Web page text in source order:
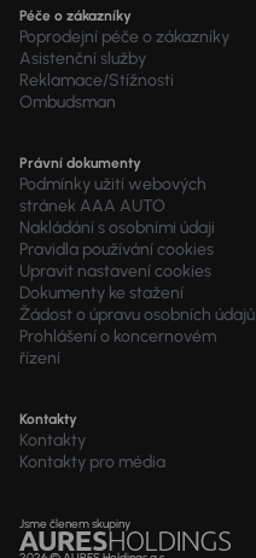
Péče o zákazníky
Poprodejní péče o zákazníky
Asistenční služby
Reklamace/Stížnosti
Ombudsman
Právní dokumenty
Podmínky užití webových
stránek AAA AUTO
Nakládání s osobními údaji
Pravidla používání cookies
Upravit nastavení cookies
Dokumenty ke stažení
Žádost o úpravu osobních údajů
Prohlášení o koncernovém
řízení
Kontakty
Kontakty
Kontakty pro média
Jsme členem skupiny